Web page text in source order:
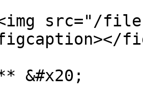
src="/files/
&#x20;